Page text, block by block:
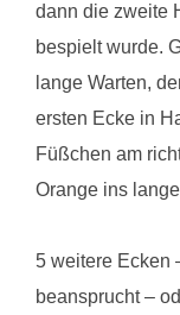
dann die zweite
bespielt wurde.
lange Warten,
ersten Ecke in
Füßchen am
Orange ins
5 weitere Ecken
beansprucht –